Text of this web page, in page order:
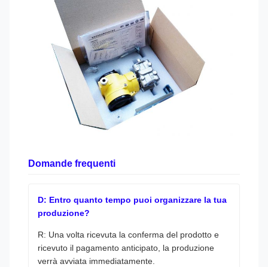
Domande frequenti
D: Entro quanto tempo puoi organizzare la tua
produzione?
R: Una volta ricevuta la conferma del prodotto e
ricevuto il pagamento anticipato, la produzione
verrà avviata immediatamente.